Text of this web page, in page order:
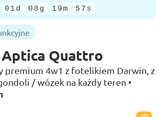
01d 08g 19m 56s
Quattro
premium 4w1 z fotelikiem Darwin, z
/ wózek na każdy teren •